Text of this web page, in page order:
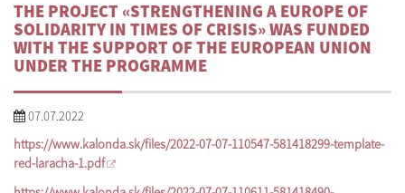
THE PROJECT «STRENGTHENING A EUROPE OF
SOLIDARITY IN TIMES OF CRISIS» WAS FUNDED
WITH THE SUPPORT OF THE EUROPEAN UNION
UNDER THE PROGRAMME
07.07.2022
https://www.kalonda.sk/files/2022-07-07-110547-581418299-template-
red-laracha-1.pdf